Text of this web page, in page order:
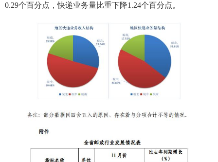
0.29个百分点，快递业务量比重下降1.24个百分点。